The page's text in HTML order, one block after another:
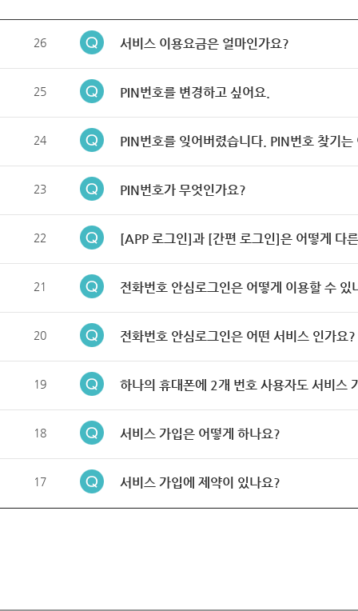
26 서비스 이용요금은 얼마인가요?
25 PIN번호를 변경하고 싶어요.
24 PIN번호를 잊어버렸습니다. PIN번호 찾기는
23 PIN번호가 무엇인가요?
22 [APP 로그인]과 [간편 로그인]은 어떻게 다
21 전화번호 안심로그인은 어떻게 이용할 수 있
20 전화번호 안심로그인은 어떤 서비스 인가요?
19 하나의 휴대폰에 2개 번호 사용자도 서비스
18 서비스 가입은 어떻게 하나요?
17 서비스 가입에 제약이 있나요?